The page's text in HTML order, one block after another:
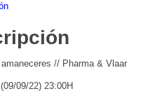
amaneceres // Pharma & Vlaar
09/22) 23:00H